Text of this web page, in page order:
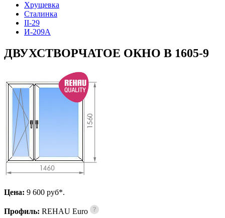
Хрущевка
Сталинка
II-29
И-209А
ДВУХСТВОРЧАТОЕ ОКНО В 1605-9
Цена: 9 600 pуб*.
Профиль: REHAU Euro